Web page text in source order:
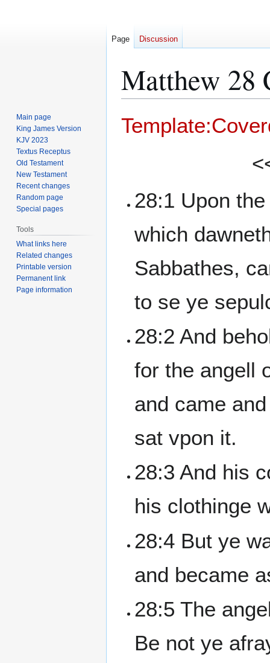
Matthew 28
28:1 Upon
which
Sabbathes,
to se ye
28:2 And
for the angell
and came
sat vpon it.
28:3 And his
his clothinge
28:4 But ye
and became
28:5 The
Be not ye
Page Discussion
Main page
King James Version
KJV 2023
Textus Receptus
Old Testament
New Testament
Recent changes
Random page
Special pages
Tools
What links here
Related changes
Printable version
Permanent link
Page information